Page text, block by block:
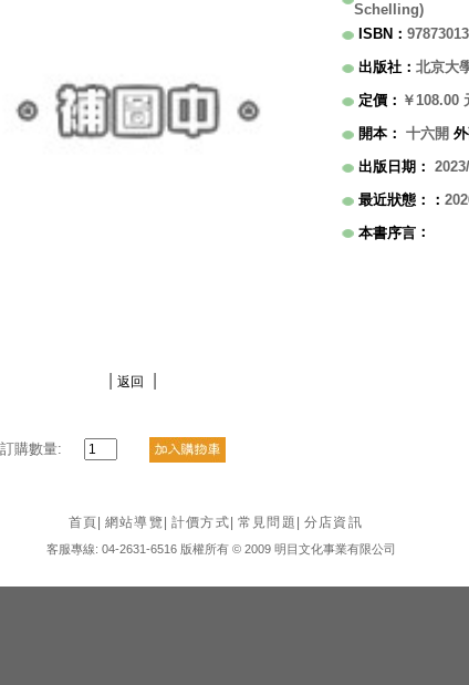
返回
訂購數量:
Schelling)
ISBN ：
出版社 ： 北京大
定價 ： ￥108.00
開本 ： 十六開
出版日期 ：
最近狀態：
：
本書序言 ：
首頁 網站導覽 計價方式 常見問題 分店資訊
客服專線: 04-2631-6516 版權所有 © 2009 明目文化事業有限公司